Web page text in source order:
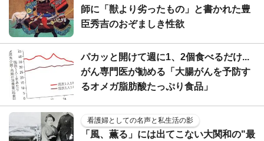
師に「獣より劣ったもの」と書かれた豊
臣秀吉のおぞましき性欲
パカッと開けて週に1、2個食べるだけ...
がん専門医が勧める「大腸がんを予防す
るオメガ脂肪酸たっぷり食品」
看護婦としての名声と私生活の影
「風、薫る」には出てこない大関和の"最